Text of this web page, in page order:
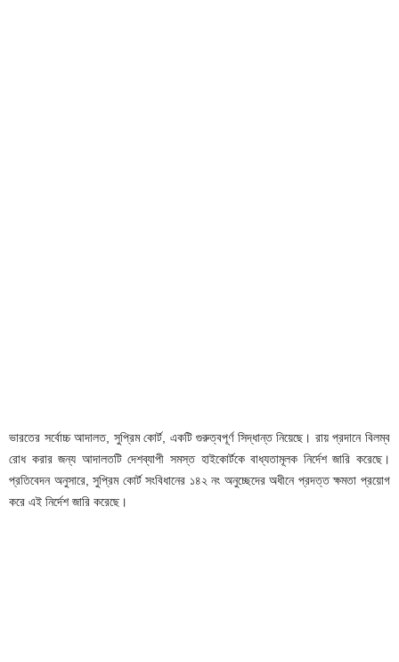
ভারতের সর্বোচ্চ আদালত, সুপ্রিম কোর্ট, একটি গুরুত্বপূর্ণ সিদ্ধান্ত নিয়েছে। রায় প্রদানে বিলম্ব
রোধ করার জন্য আদালতটি দেশব্যাপী সমস্ত হাইকোর্টকে বাধ্যতামূলক নির্দেশ জারি করেছে।
প্রতিবেদন অনুসারে, সুপ্রিম কোর্ট সংবিধানের ১৪২ নং অনুচ্ছেদের অধীনে প্রদত্ত ক্ষমতা প্রয়োগ
করে এই নির্দেশ জারি করেছে।